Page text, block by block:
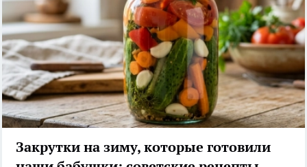
Закрутки на зиму, которые готовили